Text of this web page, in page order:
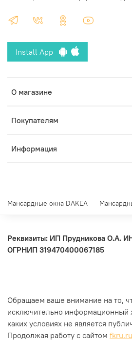
О магазине
Покупателям
Информация
Install App
Мансардные окна DAKEA
Реквизиты: ИП Прудникова О.А.
ОГРНИП 319470400067185
Обращаем ваше внимание на то,
исключительно информационный
каких условиях не является
Продолжая работу с сайтом